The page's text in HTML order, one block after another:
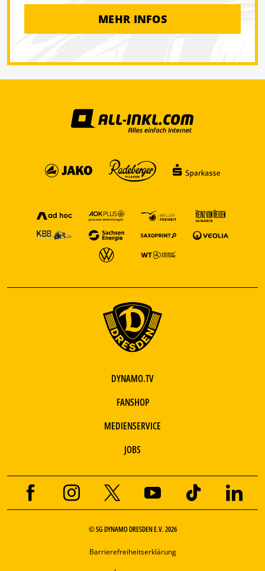
MEHR INFOS
DYNAMO.TV
FANSHOP
MEDIENSERVICE
JOBS
© SG DYNAMO DRESDEN E.V. 2026
Barrierefreiheitserklärung